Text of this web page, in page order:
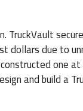
dollars due to
one
and build a